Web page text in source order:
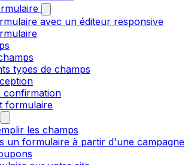
avec un éditeur responsive
types de champs
confirmation
formulaire
les champs
un formulaire à partir d'une campagne